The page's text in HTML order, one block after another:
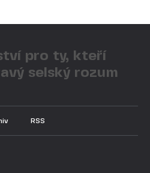
pro ty, kteří
selský rozum
RSS